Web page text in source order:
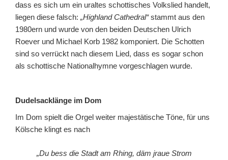
dass es sich um ein uraltes schottisches Volkslied handelt,
liegen diese falsch: „Highland Cathedral“stammt aus den
1980ern und wurde von den beiden Deutschen Ulrich
Roever und Michael Korb 1982 komponiert. Die Schotten
sind so verrückt nach diesem Lied, dass es sogar schon
als schottische Nationalhymne vorgeschlagen wurde.
Dudelsacklänge im Dom
Im Dom spielt die Orgel weiter majestätische Töne, für uns
Kölsche klingt es nach
„Du bess die Stadt am Rhing, däm jraue Strom